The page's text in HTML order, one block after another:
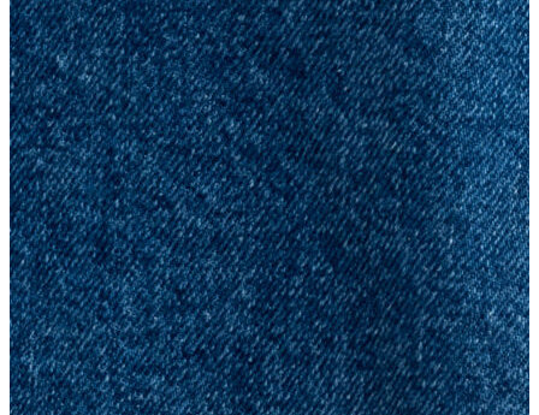
Öne Çıkanlar
Öne Çıkanlar
Yaz Ürünleri
İndirimdekiler
Online Özel Koleksiyon
Giyim
Giyim
Jean Pantolon
Pantolon
Gömlek
Sweatshirt
T-shirt
Polo
Şort
Deniz Şortu
Atlet
Hırka
Eşofman Altı
Yağmurluk